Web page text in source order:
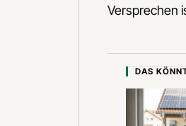
Versprechen
DAS